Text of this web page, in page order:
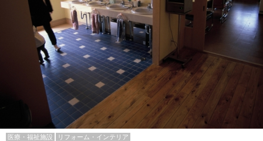
医療・福祉施設 リフォーム・インテリア